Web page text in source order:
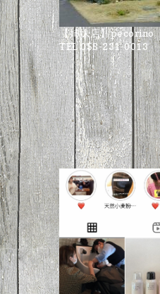
【姉妹店】pecorino
TEL 058-231-0013